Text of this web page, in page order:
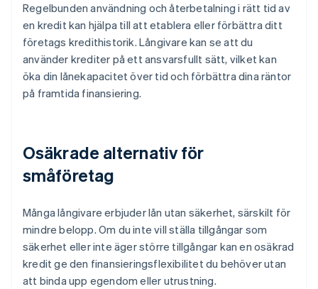
Regelbunden användning och återbetalning i rätt tid av
en kredit kan hjälpa till att etablera eller förbättra ditt
företags kredithistorik. Långivare kan se att du
använder krediter på ett ansvarsfullt sätt, vilket kan
öka din lånekapacitet över tid och förbättra dina räntor
på framtida finansiering.
Osäkrade alternativ för
småföretag
Många långivare erbjuder lån utan säkerhet, särskilt för
mindre belopp. Om du inte vill ställa tillgångar som
säkerhet eller inte äger större tillgångar kan en osäkrad
kredit ge den finansieringsflexibilitet du behöver utan
att binda upp egendom eller utrustning.